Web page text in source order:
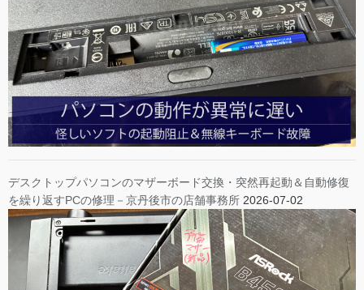
デスクトップパソコンのマザーボード交換・突然再起動＆自動修復
を繰り返すPCの修理－京丹後市の店舗事務所 2026-07-02